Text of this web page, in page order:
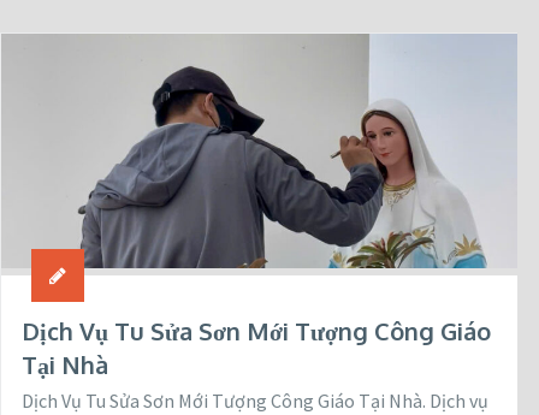
Dịch Vụ Tu Sửa Sơn Mới Tượng Công Giáo
Tại Nhà
Dịch Vụ Tu Sửa Sơn Mới Tượng Công Giáo Tại Nhà. Dịch vụ